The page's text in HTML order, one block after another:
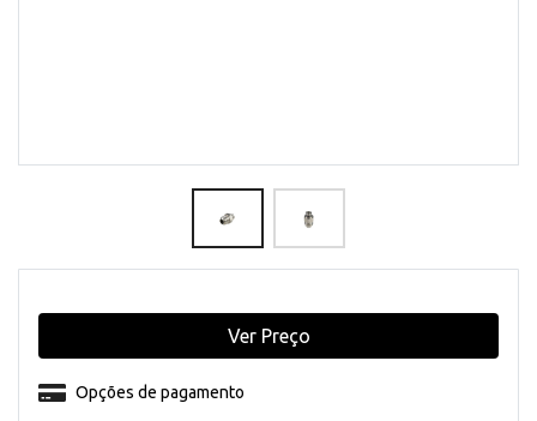
Opções de pagamento
Ver Preço